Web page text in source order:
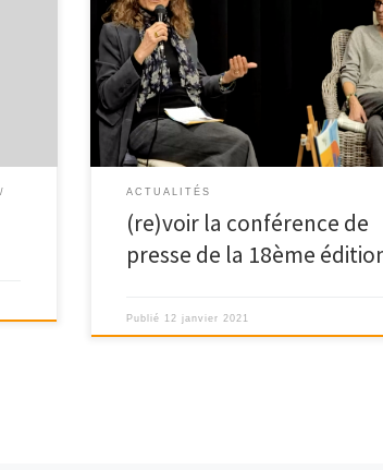
Notre conférence de presse en ligne a eu
14 janvier 2021 à […]
ACTUALITÉS
(re)voir la conférence de
presse de la 18ème
Publié 12 janvier 2021